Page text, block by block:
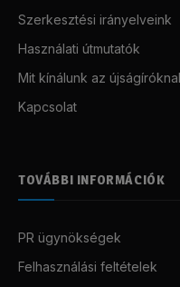
Szerkesztési irányelveink
Használati útmutatók
Mit kínálunk az
Kapcsolat
TOVÁBBI INFORMÁCIÓK
PR ügynökségek
Felhasználási feltételek